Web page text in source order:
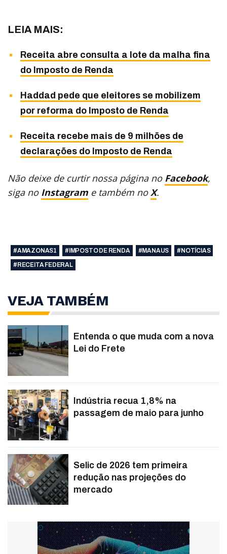
LEIA MAIS:
Receita abre consulta a lote da malha fina
do Imposto de Renda
Haddad pede que eleitores se mobilizem
por reforma do Imposto de Renda
Receita recebe mais de 9 milhões de
declarações do Imposto de Renda
Não deixe de curtir nossa página no Facebook,
siga no Instagram e também noX.
#AMAZONAS1 #IMPOSTO DE RENDA #MANAUS
#NOTÍCIAS
#RECEITA FEDERAL
VEJA TAMBÉM
Entenda o que muda com a nova
Lei do Frete
Indústria recua 1,8% na
passagem de maio para junho
Selic de 2026 tem primeira
redução nas projeções do
mercado